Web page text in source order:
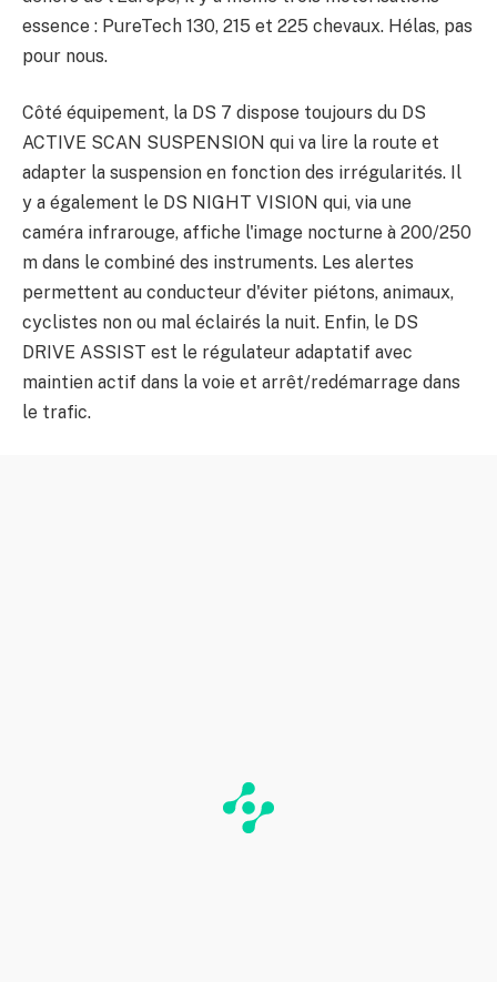
essence : PureTech 130, 215 et 225 chevaux. Hélas, pas
pour nous.
Côté équipement, la DS 7 dispose toujours du DS
ACTIVE SCAN SUSPENSION qui va lire la route et
adapter la suspension en fonction des irrégularités. Il
y a également le DS NIGHT VISION qui, via une
caméra infrarouge, affiche l'image nocturne à 200/250
m dans le combiné des instruments. Les alertes
permettent au conducteur d'éviter piétons, animaux,
cyclistes non ou mal éclairés la nuit. Enfin, le DS
DRIVE ASSIST est le régulateur adaptatif avec
maintien actif dans la voie et arrêt/redémarrage dans
le trafic.